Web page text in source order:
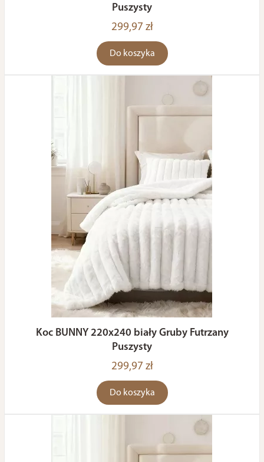
Puszysty
299,97 zł
Do koszyka
Koc BUNNY 220x240 biały Gruby Futrzany
Puszysty
299,97 zł
Do koszyka